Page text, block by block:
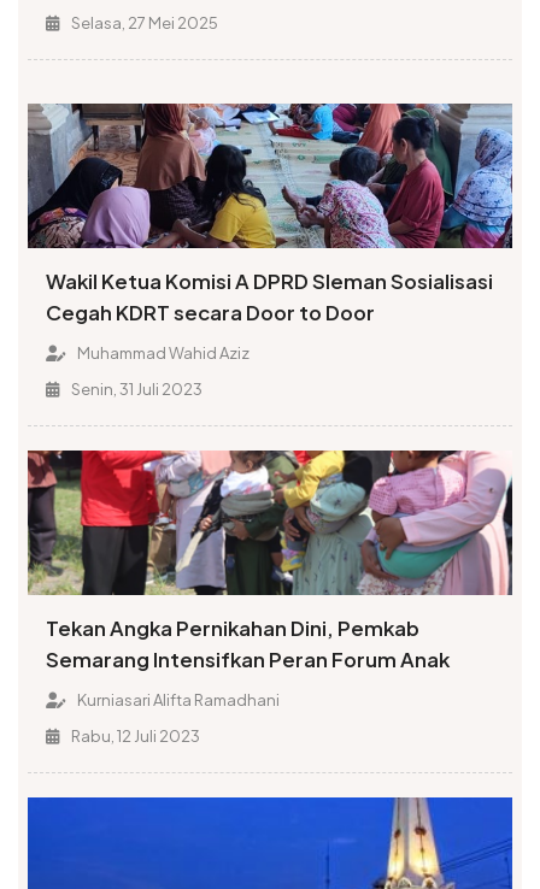
Selasa, 27 Mei 2025
Wakil Ketua Komisi A DPRD Sleman Sosialisasi
Cegah KDRT secara Door to Door
Muhammad Wahid Aziz
Senin, 31 Juli 2023
Tekan Angka Pernikahan Dini, Pemkab
Semarang Intensifkan Peran Forum Anak
Kurniasari Alifta Ramadhani
Rabu, 12 Juli 2023